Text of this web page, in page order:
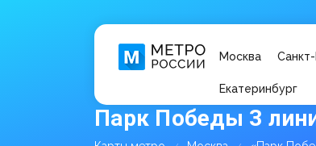
Москва
Екатеринбург
Парк Победы 3